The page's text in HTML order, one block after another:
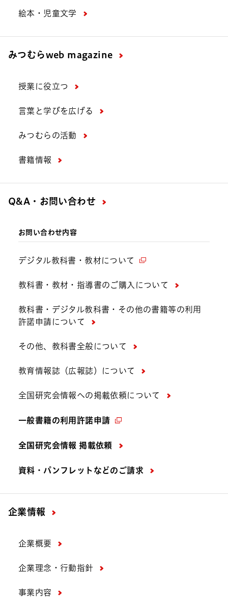
絵本・児童文学
みつむらweb magazine
授業に役立つ
言葉と学びを広げる
みつむらの活動
書籍情報
Q&A・お問い合わせ
お問い合わせ内容
デジタル教科書・教材について
教科書・教材・指導書のご購入について
教科書・デジタル教科書・その他の書籍等の利用
許諾申請について
その他、教科書全般について
教育情報誌（広報誌）について
全国研究会情報への掲載依頼について
一般書籍の利用許諾申請
全国研究会情報 掲載依頼
資料・パンフレットなどの ご請求
企業情報
企業概要
企業理念・行動指針
事業内容